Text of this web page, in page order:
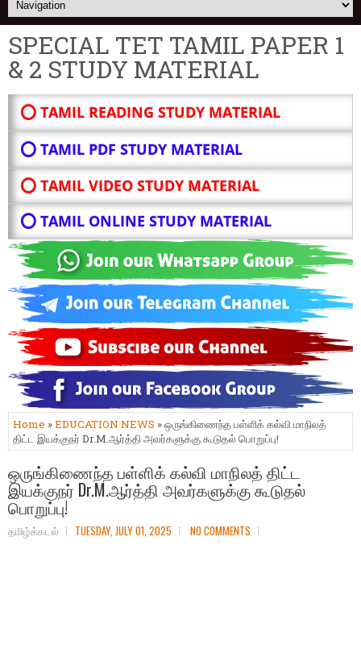
SPECIAL TET TAMIL PAPER 1
& 2 STUDY MATERIAL
⭕ TAMIL READING STUDY MATERIAL
⭕ TAMIL PDF STUDY MATERIAL
⭕ TAMIL VIDEO STUDY MATERIAL
⭕ TAMIL ONLINE STUDY MATERIAL
Home »EDUCATION NEWS » ஒருங்கிணைந்த பள்ளிக் கல்வி மாநிலத்
திட்ட இயக்குநர் Dr.M.ஆர்த்தி அவர்களுக்கு கூடுதல் பொறுப்பு!
ஒருங்கிணைந்த பள்ளிக் கல்வி மாநிலத் திட்ட
இயக்குநர் Dr.M.ஆர்த்தி அவர்களுக்கு கூடுதல்
பொறுப்பு!
தமிழ்க்கடல் TUESDAY, JULY 01, 2025 NO COMMENTS